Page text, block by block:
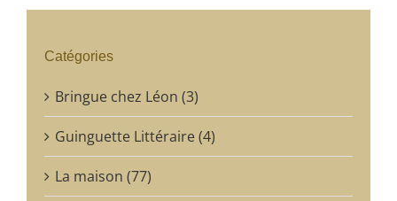
Catégories
Bringue chez Léon (3)
Guinguette Littéraire (4)
La maison (77)